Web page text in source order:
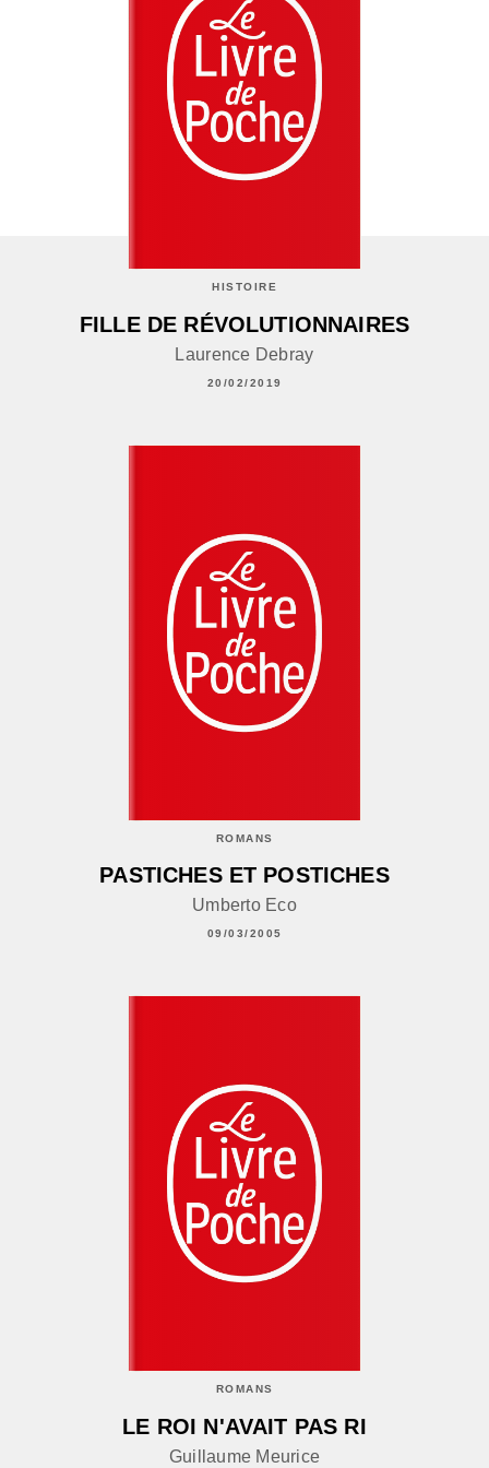
HISTOIRE
FILLE DE RÉVOLUTIONNAIRES
Laurence Debray
20/02/2019
ROMANS
PASTICHES ET POSTICHES
Umberto Eco
09/03/2005
ROMANS
LE ROI N'AVAIT PAS RI
Guillaume Meurice